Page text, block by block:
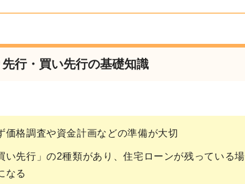
行・買い先行の基礎知識
価格調査や資金計画などの準備が大切
い先行」の2種類があり、住宅ローンが残っている場
なる